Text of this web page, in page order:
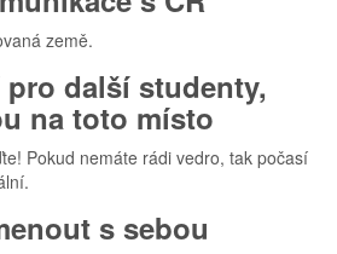
země.
další studenty,
na toto místo
Pokud nemáte rádi vedro, tak počasí
s sebou